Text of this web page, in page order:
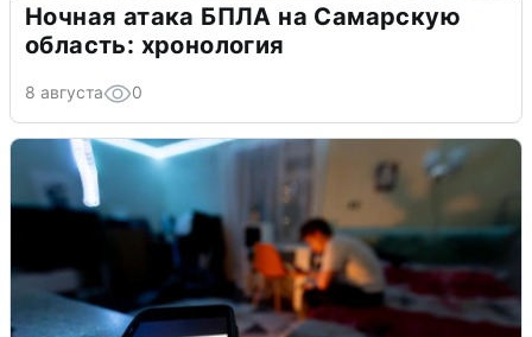
Ночная атака БПЛА на Самарскую
область: хронология
8 августа 0